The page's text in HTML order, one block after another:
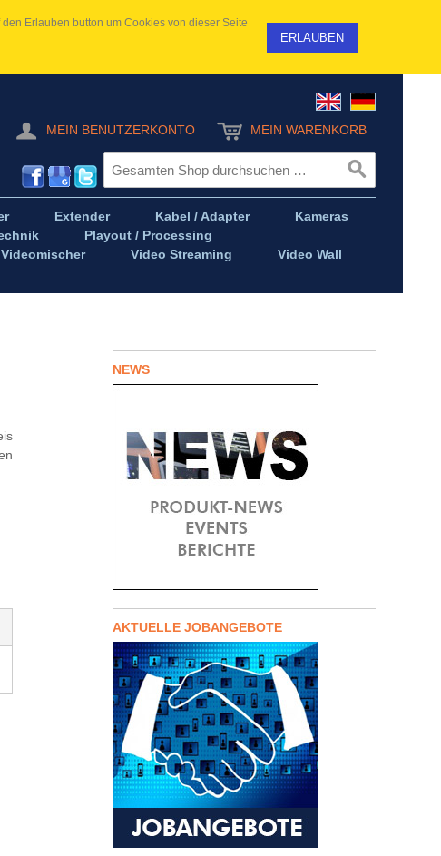
den Erlauben button um Cookies von dieser Seite
ERLAUBEN
MEIN BENUTZERKONTO MEIN WARENKORB
Extender Kabel / Adapter
Kameras
Playout / Processing
Videomischer Video Streaming
Video Wall
NEWS
AKTUELLE JOBANGEBOTE